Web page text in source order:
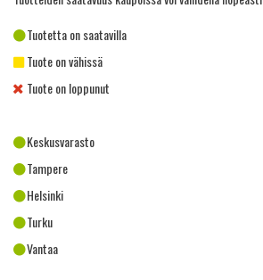
Tuotetta on saatavilla
Tuote on vähissä
Tuote on loppunut
Keskusvarasto
Tampere
Helsinki
Turku
Vantaa